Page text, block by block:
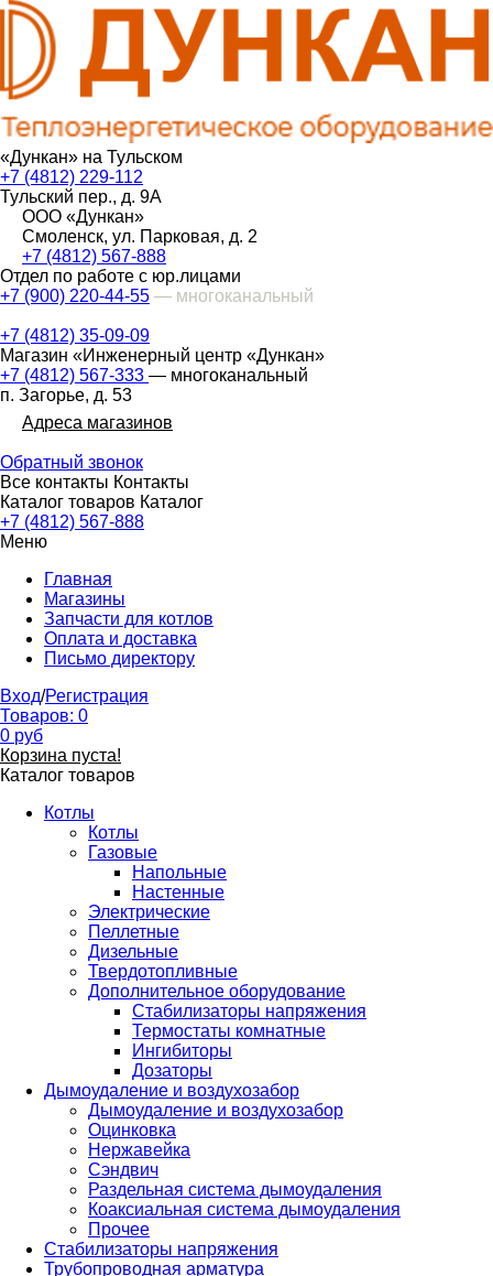
«Дункан» на Тульском
+7 (4812) 229-112
Тульский пер., д. 9А
ООО «Дункан»
Смоленск, ул. Парковая, д. 2
+7 (4812) 567-888
Отдел по работе с юр.лицами
+7 (900) 220-44-55 — многоканальный
+7 (4812) 35-09-09
Магазин «Инженерный центр «Дункан»
+7 (4812) 567-333 — многоканальный
п. Загорье, д. 53
Адреса магазинов
Обратный звонок
Все контакты Контакты
Каталог товаров Каталог
+7 (4812) 567-888
Меню
Главная
Магазины
Запчасти для котлов
Оплата и доставка
Письмо директору
Вход/Регистрация
Товаров: 0
0 руб
Корзина пуста!
Каталог товаров
Котлы
Котлы
Газовые
Напольные
Настенные
Электрические
Пеллетные
Дизельные
Твердотопливные
Дополнительное оборудование
Стабилизаторы напряжения
Термостаты комнатные
Ингибиторы
Дозаторы
Дымоудаление и воздухозабор
Дымоудаление и воздухозабор
Оцинковка
Нержавейка
Сэндвич
Раздельная система дымоудаления
Коаксиальная система дымоудаления
Прочее
Стабилизаторы напряжения
Трубопроводная арматура